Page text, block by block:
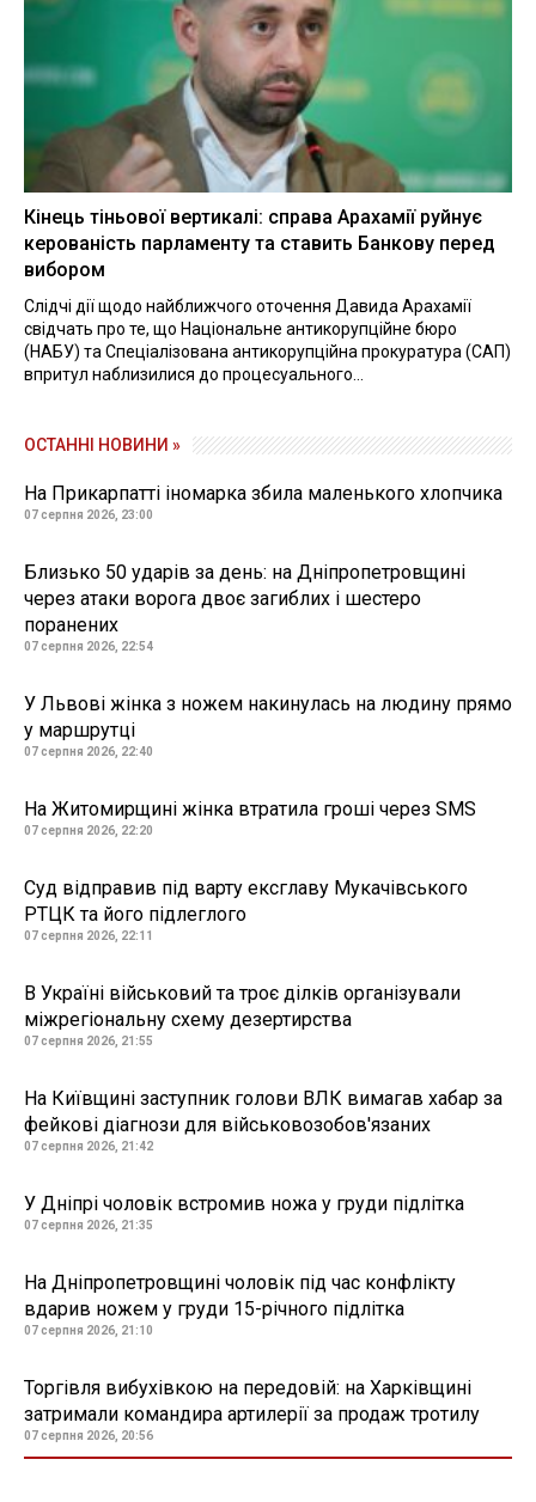
Кінець тіньової вертикалі: справа Арахамії руйнує
керованість парламенту та ставить Банкову перед
вибором
Слідчі дії щодо найближчого оточення Давида Арахамії
свідчать про те, що Національне антикорупційне бюро
(НАБУ) та Спеціалізована антикорупційна прокуратура (САП)
впритул наблизилися до процесуального...
ОСТАННІ НОВИНИ »
На Прикарпатті іномарка збила маленького хлопчика
07 серпня 2026, 23:00
Близько 50 ударів за день: на Дніпропетровщині
через атаки ворога двоє загиблих і шестеро
поранених
07 серпня 2026, 22:54
У Львові жінка з ножем накинулась на людину прямо
у маршрутці
07 серпня 2026, 22:40
На Житомирщині жінка втратила гроші через SMS
07 серпня 2026, 22:20
Суд відправив під варту ексглаву Мукачівського
РТЦК та його підлеглого
07 серпня 2026, 22:11
В Україні військовий та троє ділків організували
міжрегіональну схему дезертирства
07 серпня 2026, 21:55
На Київщині заступник голови ВЛК вимагав хабар за
фейкові діагнози для військовозобов'язаних
07 серпня 2026, 21:42
У Дніпрі чоловік встромив ножа у груди підлітка
07 серпня 2026, 21:35
На Дніпропетровщині чоловік під час конфлікту
вдарив ножем у груди 15-річного підлітка
07 серпня 2026, 21:10
Торгівля вибухівкою на передовій: на Харківщині
затримали командира артилерії за продаж тротилу
07 серпня 2026, 20:56